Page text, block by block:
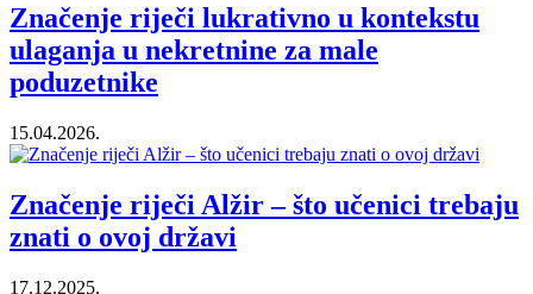
Značenje riječi lukrativno u kontekstu
ulaganja u nekretnine za male
poduzetnike
15.04.2026.
Značenje riječi Alžir – što učenici trebaju
znati o ovoj državi
17.12.2025.